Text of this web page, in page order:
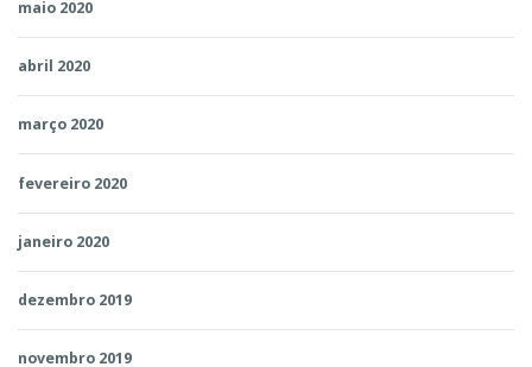
maio 2020
abril 2020
março 2020
fevereiro 2020
janeiro 2020
dezembro 2019
novembro 2019